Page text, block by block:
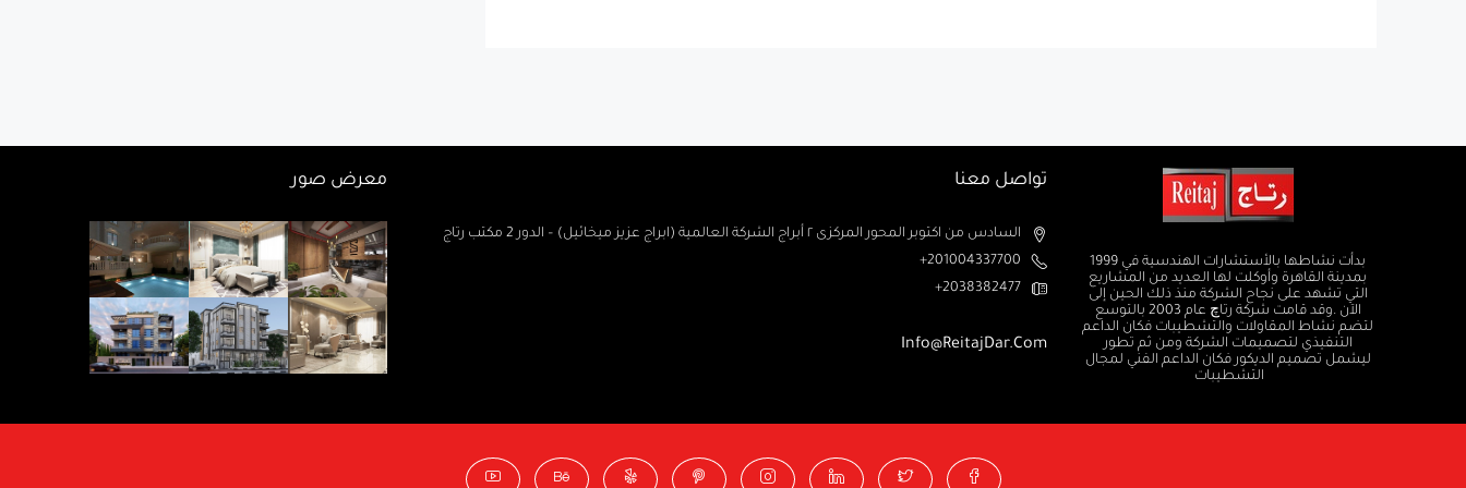
بدأت نشاطها بالأستشارات الهندسية في 1999
بمدينة القاهرة وأوكلت لها العديد من المشاريع
التي تشهد على نجاح الشركة منذ ذلك الحين إلى
الآن .وقد قامت شركة رتاچ عام 2003 بالتوسع
لتضم نشاط المقاولات والتشطيبات فكان الداعم
التنفيذي لتصميمات الشركة ومن ثم تطور
ليشمل تصميم الديكور فكان الداعم الفني لمجال
التشطيبات
تواصل معنا
السادس من اكتوبر المحور المركزى ٢ أبراج الشركة العالمية (ابراج عزيز ميخائيل) – الدور 2 مكتب رتاج
201004337700+
2038382477+
Info@ReitajDar.com
معرض صور